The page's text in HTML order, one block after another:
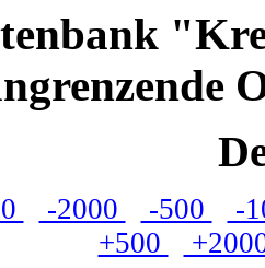
-2000 -500
-
+500